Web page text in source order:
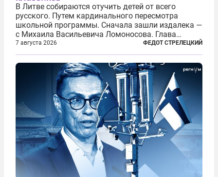
В Литве собираются отучить детей от всего
русского. Путем кардинального пересмотра
школьной программы. Сначала зашли издалека —
с Михаила Васильевича Ломоносова. Глава
правительства Литвы Миндаугас Синкявичюс
предложил исключить его тексты из программ
общего образования. Мотивировал он это тем,
7 августа 2026 ФЕДОТ СТРЕЛЕЦКИЙ